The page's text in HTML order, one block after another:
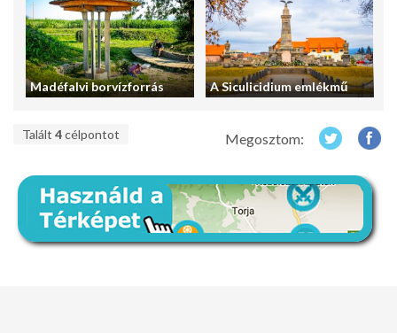
Madéfalvi borvízforrás A Siculicidium emlékmű
Talált 4célpontot Megosztom: